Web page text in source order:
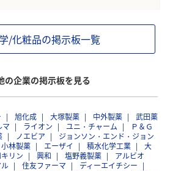
/化粧品の掲示板一覧
の企業の掲示板を見る
旭化成 大塚製薬 中外製薬
武田薬
マ ライオン ユニ・チャーム
Ｐ＆Ｇ
ノエビア
ジョンソン・エンド・ジョン
小林製薬 エーザイ 積水化学工業
大
リン 興和 塩野義製薬
アルビオ
住友ファーマ
ディーエイチシー